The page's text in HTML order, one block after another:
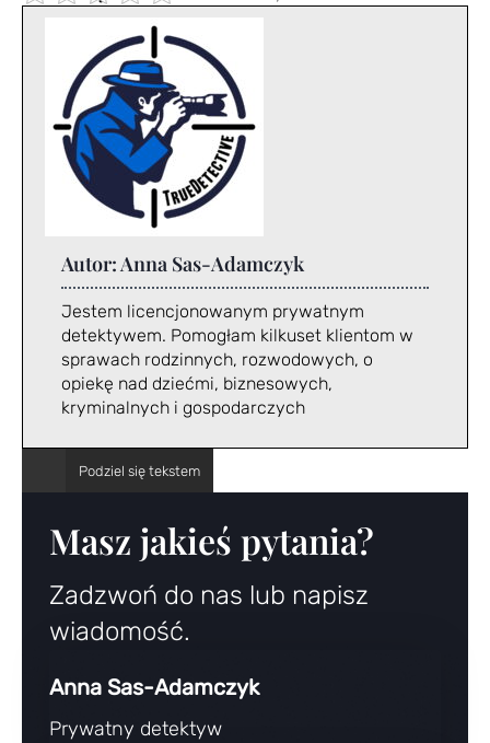
Autor:Anna Sas-Adamczyk
Jestem licencjonowanym prywatnym
detektywem. Pomogłam kilkuset klientom w
sprawach rodzinnych, rozwodowych, o
opiekę nad dziećmi, biznesowych,
kryminalnych i gospodarczych
Masz jakieś pytania?
Zadzwoń do nas lub napisz
wiadomość.
Anna Sas-Adamczyk
Prywatny detektyw